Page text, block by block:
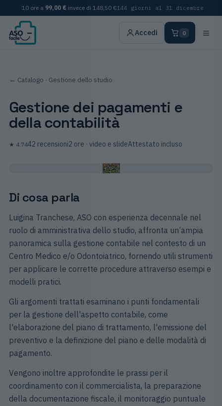
10 ore a 99,00 €invece di 148,50 €144 giorni al 31 dicembre
Accedi 0 ≡
← Catalogo · Gestione dello studio
Gestione dei pagamenti e
della contabilità
★ 4.7442 recensioni2 ore · video e slideAttestato incluso
Di cosa parla
Luigina Tranchese, ASO con esperienza decennale nel
ruolo di amministrativa dello studio, affronta un’ampia
panoramica sulla gestione contabile nel contesto di un
Centro Medico e/o Odontoiatrico, fornendo utili strumenti
per applicare le corrette procedure attraverso esempi e
modelli pratici.
Gli argomenti trattati esaminano i punti fondamentali
per la gestione dell'aspetto contabile, come
l'elaborazione del piano di trattamento, l'emissione del
preventivo e la definizione del piano e delle modalità di
pagamento.
Vengono inoltre approfondite le prassi per il
coordinamento con il commercialista, la preparazione
della documentazione fiscale, il monitoraggio puntuale